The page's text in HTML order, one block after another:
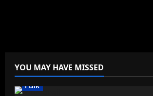
YOU MAY HAVE MISSED
FISIK